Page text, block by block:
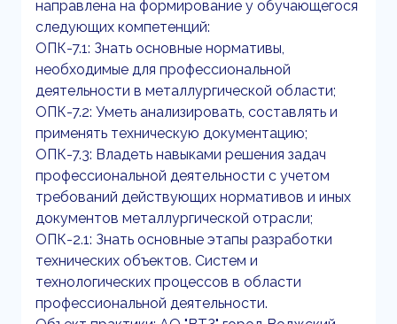
направлена на формирование у обучающегося
следующих компетенций:
ОПК-7.1: Знать основные нормативы,
необходимые для профессиональной
деятельности в металлургической области;
ОПК-7.2: Уметь анализировать, составлять и
применять техническую документацию;
ОПК-7.3: Владеть навыками решения задач
профессиональной деятельности с учетом
требований действующих нормативов и иных
документов металлургической отрасли;
ОПК-2.1: Знать основные этапы разработки
технических объектов. Систем и
технологических процессов в области
профессиональной деятельности.